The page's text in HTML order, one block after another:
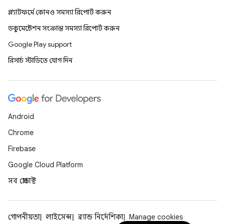
প্ল্যাটফর্মে কোনও সমস্যা রিপোর্ট করুন
ডকুমেন্টেশন সংক্রান্ত সমস্যা রিপোর্ট করুন
Google Play support
রিসার্চ স্টাডিতে যোগ দিন
Android
Chrome
Firebase
Google Cloud Platform
সব প্রোডাক্ট
গোপনীয়তা লাইসেন্স ব্র্যান্ড নির্দেশিকা
Manage cookies